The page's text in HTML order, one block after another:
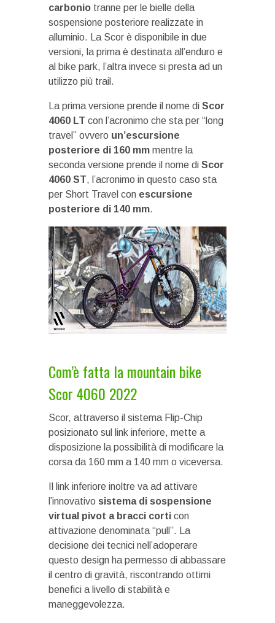
carbonio tranne per le bielle della
sospensione posteriore realizzate in
alluminio. La Scor è disponibile in due
versioni, la prima è destinata all’enduro e
al bike park, l’altra invece si presta ad un
utilizzo più trail.
La prima versione prende il nome di Scor
4060 LT con l’acronimo che sta per “long
travel” ovvero un’escursione
posteriore di 160 mm mentre la
seconda versione prende il nome di Scor
4060 ST, l’acronimo in questo caso sta
per Short Travel con escursione
posteriore di 140 mm.
Com’è fatta la mountain bike
Scor 4060 2022
Scor, attraverso il sistema Flip-Chip
posizionato sul link inferiore, mette a
disposizione la possibilità di modificare la
corsa da 160 mm a 140 mm o viceversa.
Il link inferiore inoltre va ad attivare
l’innovativo sistema di sospensione
virtual pivot a bracci corti con
attivazione denominata “pull”. La
decisione dei tecnici nell’adoperare
questo design ha permesso di abbassare
il centro di gravità, riscontrando ottimi
benefici a livello di stabilità e
maneggevolezza.